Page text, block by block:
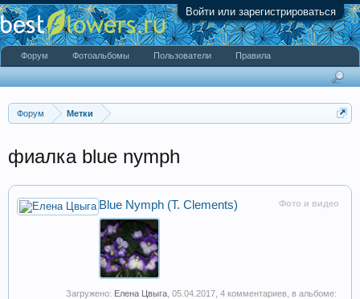
Войти или зарегистрироваться
Форум Метки
фиалка blue nymph
Фото и видео
Blue Nymph (T. Clements)
Загружено: Елена Цвыга 05.04.2017 , 4 комментариев, в альбоме:
Форум Фотоальбомы Пользователи Правила